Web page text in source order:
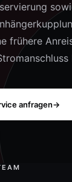
frühere
anfragen→